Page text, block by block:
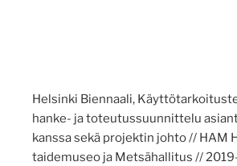
Helsinki Biennaali,
hanke- ja toteutussuunnittelu
kanssa sekä projektin johto // HAM
taidemuseo ja Metsähallitus //